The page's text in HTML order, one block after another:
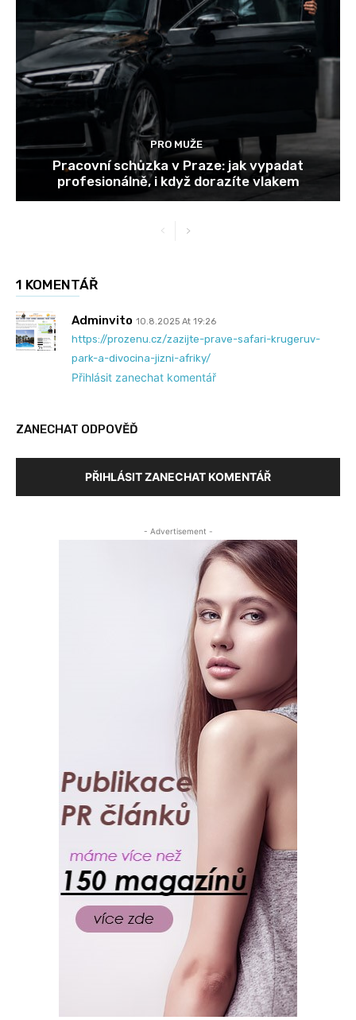
PRO MUŽE
Pracovní schůzka v Praze: jak vypadat
profesionálně, i když dorazíte vlakem
1 KOMENTÁŘ
Adminvito 10.8.2025 At 19:26
https://prozenu.cz/zazijte-prave-safari-krugeruv-
park-a-divocina-jizni-afriky/
Přihlásit zanechat komentář
ZANECHAT ODPOVĚĎ
PŘIHLÁSIT ZANECHAT KOMENTÁŘ
- Advertisement -